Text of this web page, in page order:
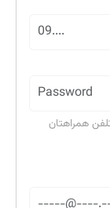
همراهتان